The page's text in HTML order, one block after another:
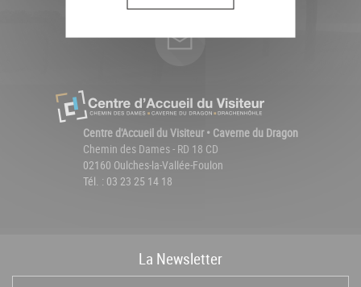
Centre d'Accueil du Visiteur • Caverne du Dragon
Chemin des Dames - RD 18 CD
02160 Oulches-la-Vallée-Foulon
Tél. : 03 23 25 14 18
La Newsletter